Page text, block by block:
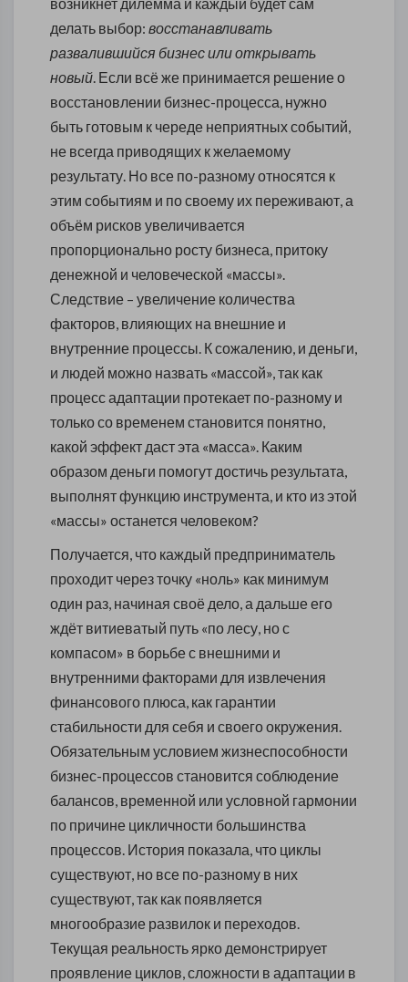
делать выбор: восстанавливать
развалившийся бизнес или открывать
новый. Если всё же принимается решение о
восстановлении бизнес-процесса, нужно
быть готовым к череде неприятных событий,
не всегда приводящих к желаемому
результату. Но все по-разному относятся к
этим событиям и по своему их переживают, а
объём рисков увеличивается
пропорционально росту бизнеса, притоку
денежной и человеческой «массы».
Следствие – увеличение количества
факторов, влияющих на внешние и
внутренние процессы. К сожалению, и деньги,
и людей можно назвать «массой», так как
процесс адаптации протекает по-разному и
только со временем становится понятно,
какой эффект даст эта «масса». Каким
образом деньги помогут достичь результата,
выполнят функцию инструмента, и кто из этой
«массы» останется человеком?
Получается, что каждый предприниматель
проходит через точку «ноль» как минимум
один раз, начиная своё дело, а дальше его
ждёт витиеватый путь «по лесу, но с
компасом» в борьбе с внешними и
внутренними факторами для извлечения
финансового плюса, как гарантии
стабильности для себя и своего окружения.
Обязательным условием жизнеспособности
бизнес-процессов становится соблюдение
балансов, временной или условной гармонии
по причине цикличности большинства
процессов. История показала, что циклы
существуют, но все по-разному в них
существуют, так как появляется
многообразие развилок и переходов.
Текущая реальность ярко демонстрирует
проявление циклов, сложности в адаптации в